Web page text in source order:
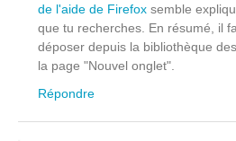
de l'aide de Firefox semble
que tu recherches. En résumé, il
déposer depuis la bibliothèque
la page "Nouvel onglet".
Répondre